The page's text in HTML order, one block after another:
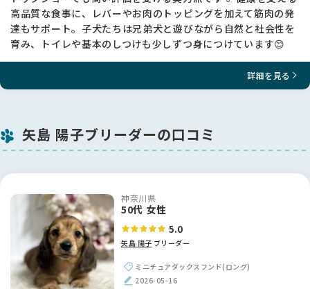
高品質な食事に、レバーやお肉のトッピングを加えて筋肉の発
達もサポート。子犬たちは兄弟犬と遊びながら自然と社会性を
育み、トイレや基本のしつけも少しずつ身につけています😊
詳細を見る
矢島 陽子ブリーダーの口コミ
神奈川県
50代 女性
5.0
矢島 陽子 ブリーダー
ミニチュアダックスフンド(ロング)
2026-05-16